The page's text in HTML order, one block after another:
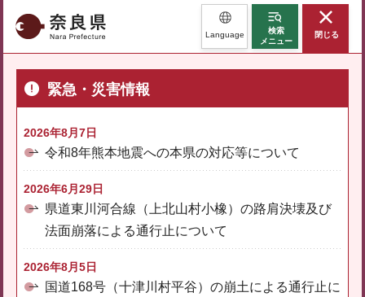
奈良県 Language
検索
メニュー
閉じる
緊急・災害情報
2026年8月7日
令和8年熊本地震への本県の対応等について
2026年6月29日
県道東川河合線（上北山村小橡）の路肩決壊及び
法面崩落による通行止について
2026年8月5日
国道168号（十津川村平谷）の崩土による通行止に